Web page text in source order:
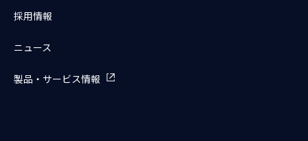
採用情報
ニュース
製品・サービス情報